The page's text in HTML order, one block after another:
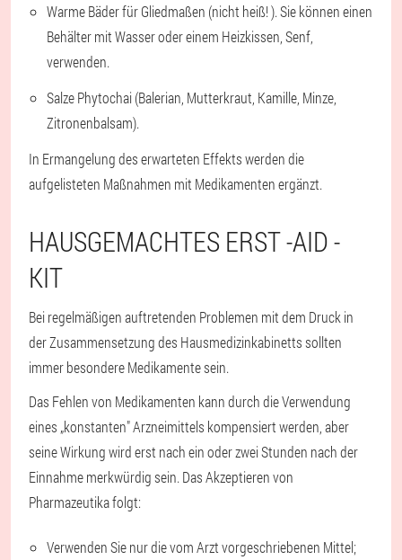
Warme Bäder für Gliedmaßen (nicht heiß! ). Sie können einen
Behälter mit Wasser oder einem Heizkissen, Senf,
verwenden.
Salze Phytochai (Balerian, Mutterkraut, Kamille, Minze,
Zitronenbalsam).
In Ermangelung des erwarteten Effekts werden die
aufgelisteten Maßnahmen mit Medikamenten ergänzt.
HAUSGEMACHTES ERST -AID -
KIT
Bei regelmäßigen auftretenden Problemen mit dem Druck in
der Zusammensetzung des Hausmedizinkabinetts sollten
immer besondere Medikamente sein.
Das Fehlen von Medikamenten kann durch die Verwendung
eines „konstanten" Arzneimittels kompensiert werden, aber
seine Wirkung wird erst nach ein oder zwei Stunden nach der
Einnahme merkwürdig sein. Das Akzeptieren von
Pharmazeutika folgt:
Verwenden Sie nur die vom Arzt vorgeschriebenen Mittel;